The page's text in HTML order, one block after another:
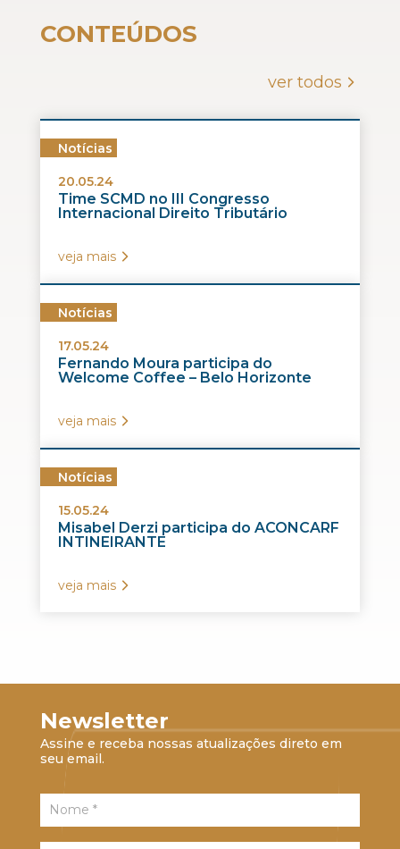
CONTEÚDOS
ver todos
Notícias
20.05.24
Time SCMD no III Congresso
Internacional Direito Tributário
veja mais
Notícias
17.05.24
Fernando Moura participa do
Welcome Coffee – Belo Horizonte
veja mais
Notícias
15.05.24
Misabel Derzi participa do ACONCARF
INTINEIRANTE
veja mais
Newsletter
Assine e receba nossas atualizações direto em
seu email.